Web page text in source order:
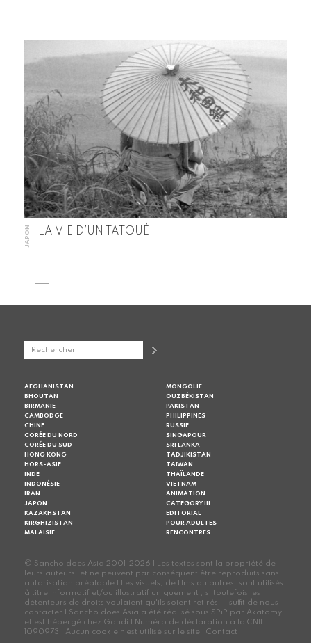
JAPON LA VIE D’UN TATOUÉ
AFGHANISTAN
BHOUTAN
BIRMANIE
CAMBODGE
CHINE
CORÉE DU NORD
CORÉE DU SUD
HONG KONG
HORS-ASIE
INDE
INDONÉSIE
IRAN
JAPON
KAZAKHSTAN
KIRGHIZISTAN
MALAISIE
MONGOLIE
OUZBÉKISTAN
PAKISTAN
PHILIPPINES
RUSSIE
SINGAPOUR
SRI LANKA
TADJIKISTAN
TAIWAN
THAÏLANDE
VIETNAM
ANIMATION
CATEGORY III
EDITORIAL
POUR ADULTES
RENCONTRES
© Sancho does Asia 2001-2026 | Les textes sont la propriété de
leurs auteurs, et ne peuvent par conséquent être reproduits sans
autorisation préalable | Les visuels, de films ou autres, sont utilisés
à titre informatif et/ou illustratif uniquement ; si toutefois les
détenteurs de droits voulaient qu'ils soient retirés, il suffit de nous
contacter | Sancho does Asia a été réalisé sous SPiP par Akatomy,
et est hébergé chez Gandi | Numéro de déclaration à la CNIL :
1090973 | Aucun cookie n'est utilisé sur le site | Contact